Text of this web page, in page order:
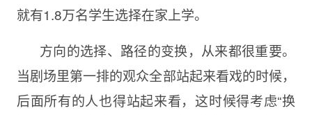
就有1.8万名学生选择在家上学。
方向的选择、路径的变换，从来都很重要。
当剧场里第一排的观众全部站起来看戏的时候，
后面所有的人也得站起来看，这时候得考虑“换